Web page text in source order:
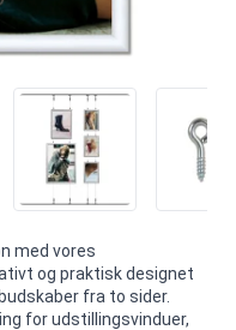
med vores
og praktisk designet
fra to sider.
for udstillingsvinduer,